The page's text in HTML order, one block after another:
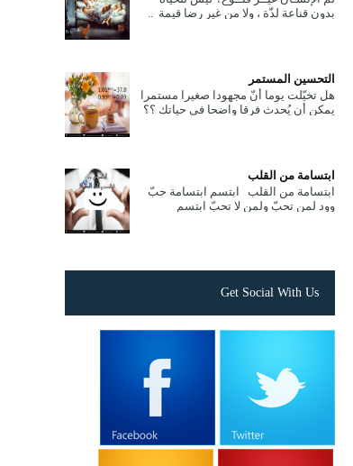
بدون قناعة لذّة ، ولا من غير رضا قيمة ..
التحسين المستمر
هل تخيّلت يوما أنّ مجهودا صغيرا مستمرا
يمكن أن يُحدث فرقا واضحا في حياتك ؟؟
ابتسامة من القلب
ابتسامة من القلب ابتسم ابتسامة حبّ
وود لمن تحبّ ولمن لا تحبّ ابتسم
Get Social With Us